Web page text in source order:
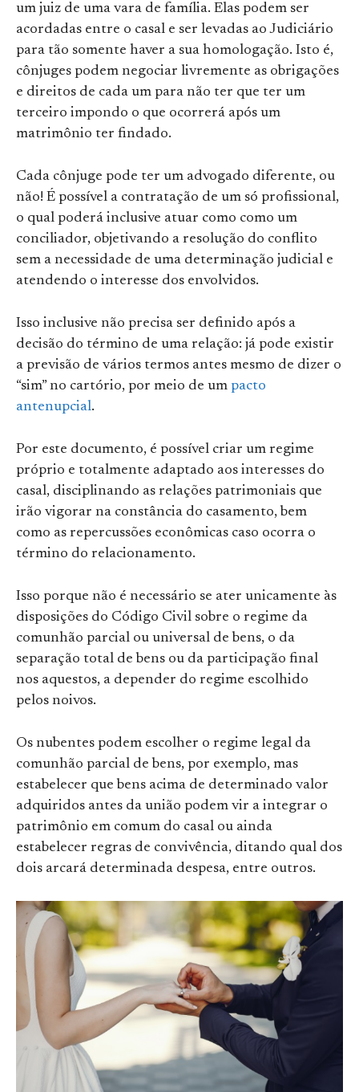
um juiz de uma vara de família. Elas podem ser
acordadas entre o casal e ser levadas ao Judiciário
para tão somente haver a sua homologação. Isto é,
cônjuges podem negociar livremente as obrigações
e direitos de cada um para não ter que ter um
terceiro impondo o que ocorrerá após um
matrimônio ter findado.
Cada cônjuge pode ter um advogado diferente, ou
não! É possível a contratação de um só profissional,
o qual poderá inclusive atuar como como um
conciliador, objetivando a resolução do conflito
sem a necessidade de uma determinação judicial e
atendendo o interesse dos envolvidos.
Isso inclusive não precisa ser definido após a
decisão do término de uma relação: já pode existir
a previsão de vários termos antes mesmo de dizer o
“sim” no cartório, por meio de um pacto
antenupcial.
Por este documento, é possível criar um regime
próprio e totalmente adaptado aos interesses do
casal, disciplinando as relações patrimoniais que
irão vigorar na constância do casamento, bem
como as repercussões econômicas caso ocorra o
término do relacionamento.
Isso porque não é necessário se ater unicamente às
disposições do Código Civil sobre o regime da
comunhão parcial ou universal de bens, o da
separação total de bens ou da participação final
nos aquestos, a depender do regime escolhido
pelos noivos.
Os nubentes podem escolher o regime legal da
comunhão parcial de bens, por exemplo, mas
estabelecer que bens acima de determinado valor
adquiridos antes da união podem vir a integrar o
patrimônio em comum do casal ou ainda
estabelecer regras de convivência, ditando qual dos
dois arcará determinada despesa, entre outros.